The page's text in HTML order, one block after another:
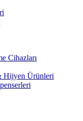
Cihazları
Hijyen Ürünleri